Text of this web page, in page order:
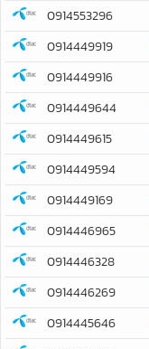
0914553296
0914449919
0914449916
0914449644
0914449615
0914449594
0914449169
0914446965
0914446328
0914446269
0914445646